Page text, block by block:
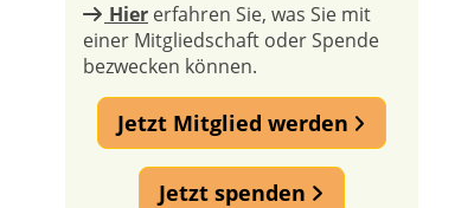
Hier erfahren Sie, was Sie mit
einer Mitgliedschaft oder Spende
bezwecken können.
Jetzt Mitglied werden
Jetzt spenden